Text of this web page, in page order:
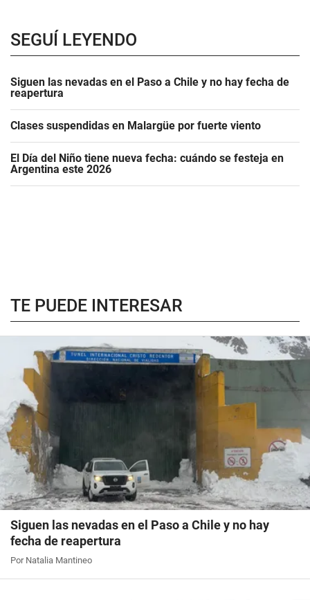
SEGUÍ LEYENDO
Siguen las nevadas en el Paso a Chile y no hay fecha de
reapertura
Clases suspendidas en Malargüe por fuerte viento
El Día del Niño tiene nueva fecha: cuándo se festeja en
Argentina este 2026
TE PUEDE INTERESAR
Siguen las nevadas en el Paso a Chile y no hay
fecha de reapertura
Por Natalia Mantineo